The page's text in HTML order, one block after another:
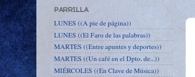
PARRILLA
LUNES ((A pie de página))
LUNES ((El Faro de las palabras))
MARTES ((Entre apuntes y deportes))
MARTES ((Un café en el Dpto. de...))
MIÉRCOLES ((En Clave de Música))